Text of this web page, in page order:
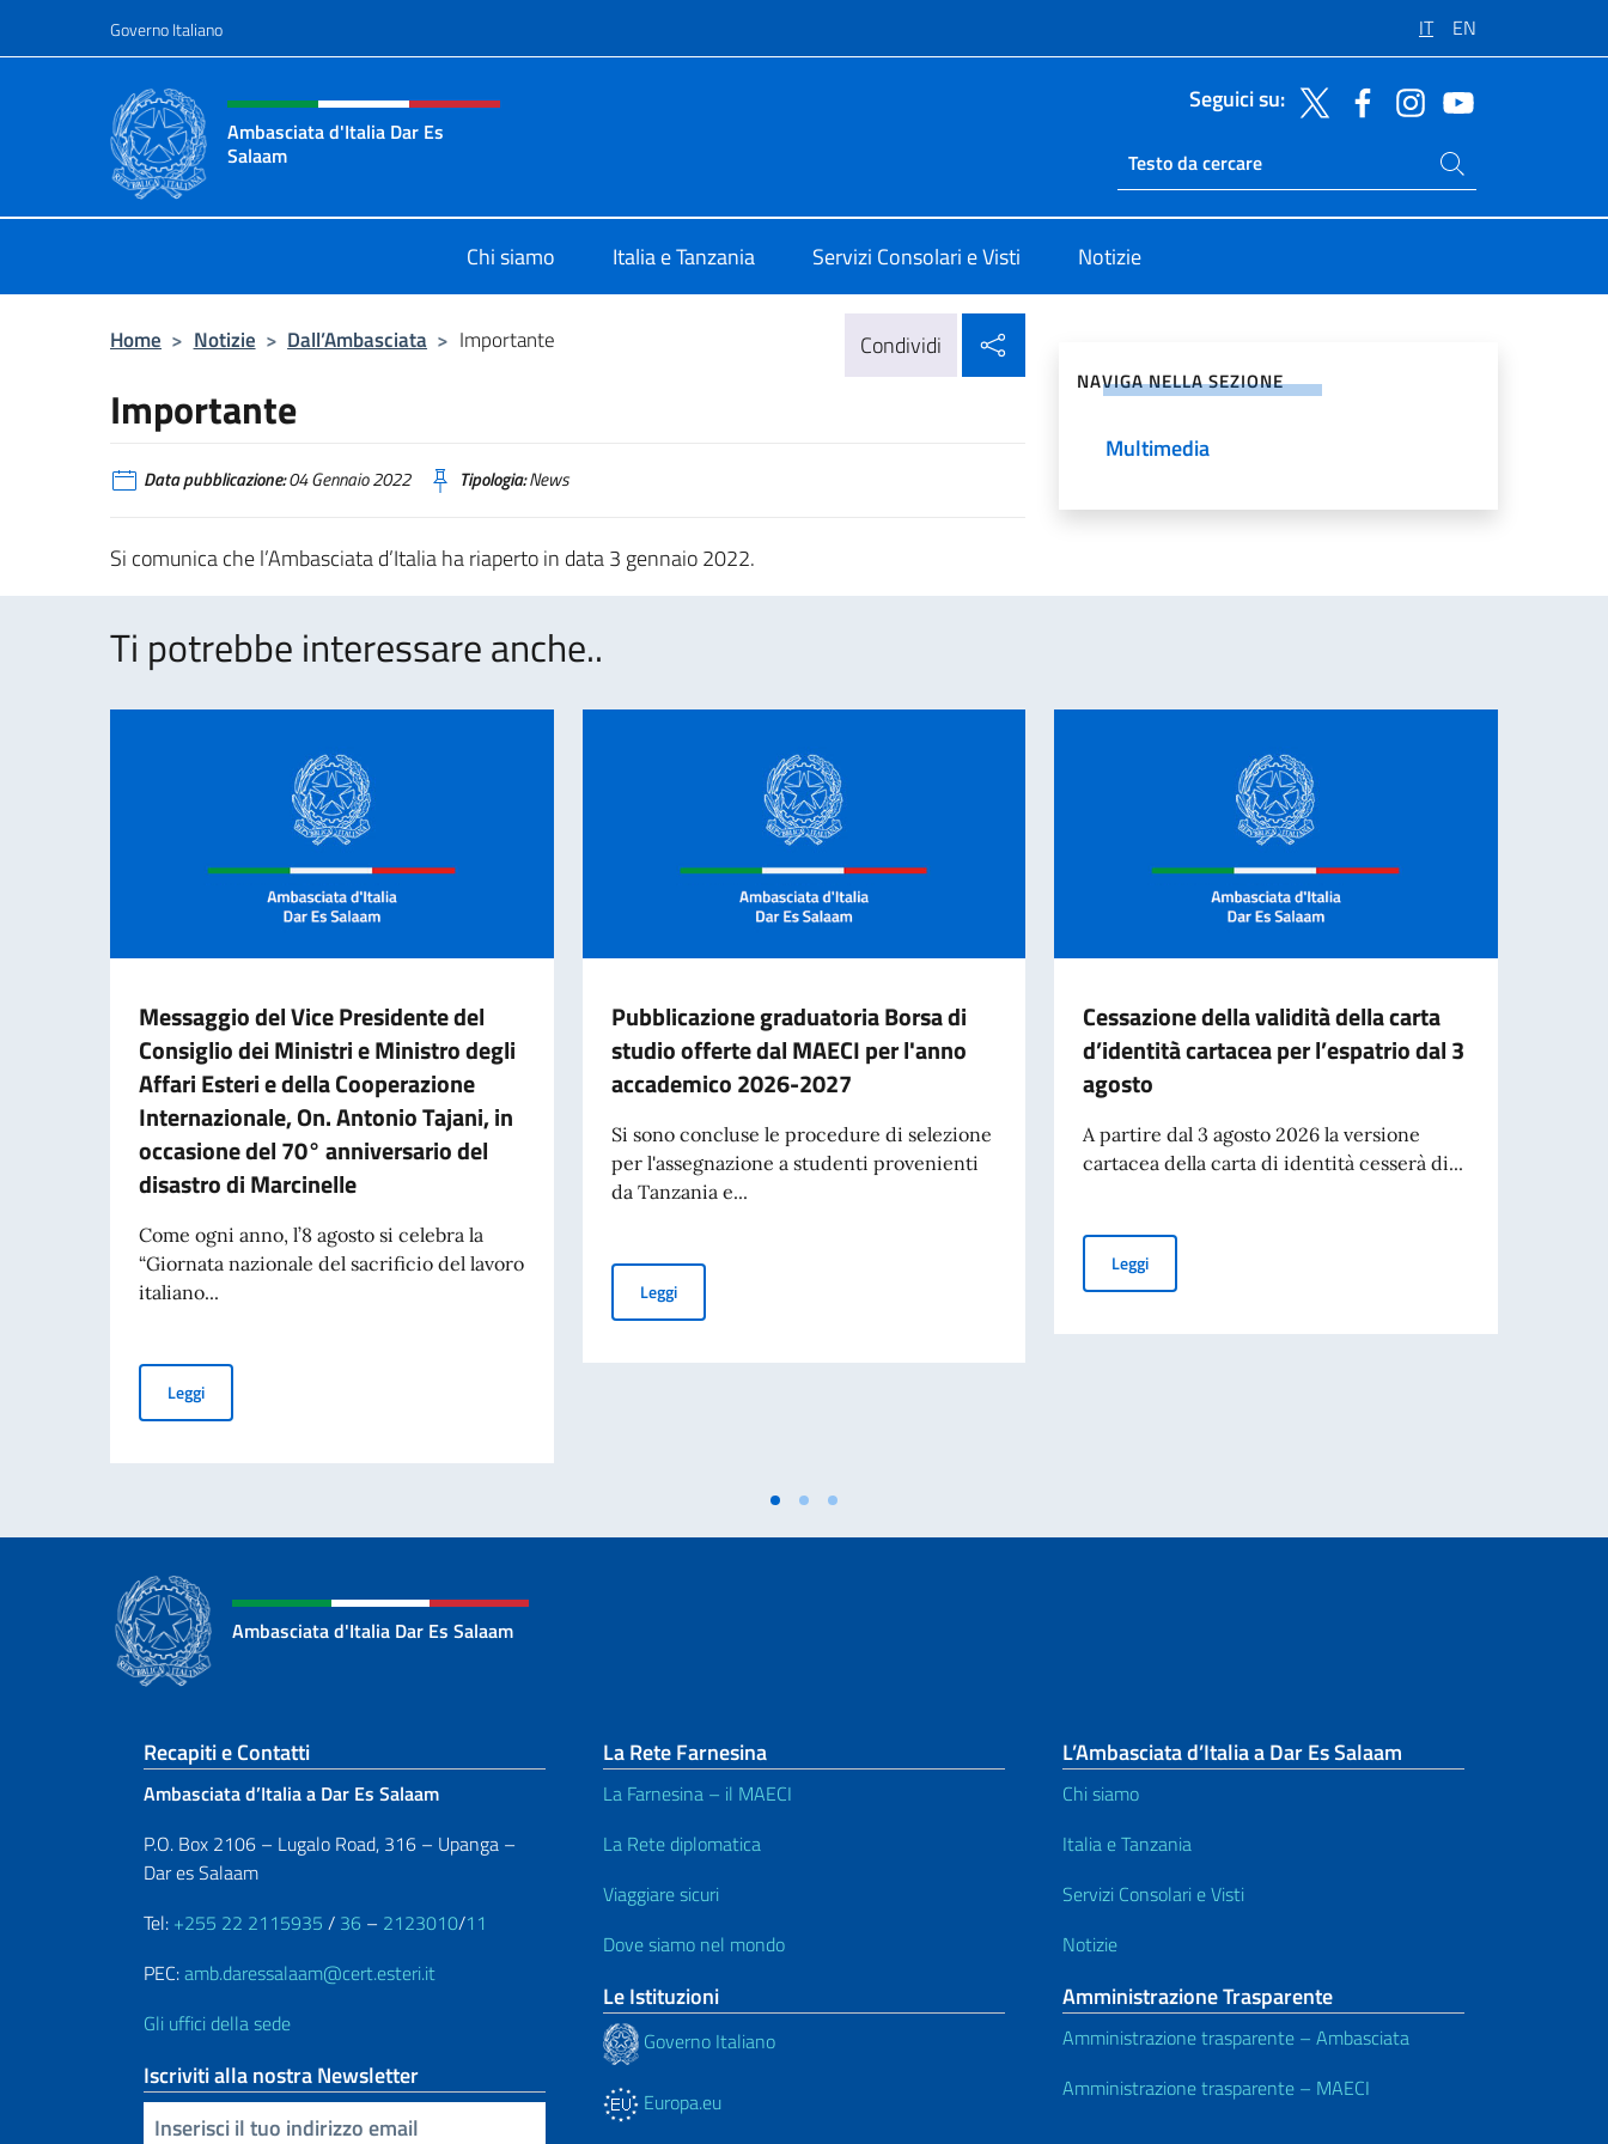
Governo Italiano IT EN
Intestazione sito, social e menù
Ambasciata d'Italia Dar Es
Salaam
Seguici su:
Ricerca sito live
Cerca nel sito
Chi siamo Italia e Tanzania Servizi Consolari e Visti Notizie
Home > Notizie > Dall’Ambasciata > Importante Condividi
Importante
Data pubblicazione:04 Gennaio 2022 Tipologia:News
Si comunica che l’Ambasciata d’Italia ha riaperto in data 3 gennaio 2022.
NAVIGA NELLA SEZIONE
Multimedia
Ti potrebbe interessare anche..
Messaggio del Vice Presidente del
Consiglio dei Ministri e Ministro degli
Affari Esteri e della Cooperazione
Internazionale, On. Antonio Tajani, in
occasione del 70° anniversario del
disastro di Marcinelle
Come ogni anno, l’8 agosto si celebra la
“Giornata nazionale del sacrificio del lavoro
italiano...
LeggiMessaggio del Vice Presidente del Consiglio dei Ministri e Ministro degli Affari Esteri e della Cooperazione Internazionale, On. Antonio Tajani, in occasione del 70° anniversario del disastro di
Pubblicazione graduatoria Borsa di
studio offerte dal MAECI per l'anno
accademico 2026-2027
Si sono concluse le procedure di selezione
per l'assegnazione a studenti provenienti
da Tanzania e...
LeggiPubblicazione graduatoria Borsa di studio offerte dal MAECI per l'anno accademico 2026-2027
Cessazione della validità della carta
d’identità cartacea per l’espatrio dal 3
agosto
A partire dal 3 agosto 2026 la versione
cartacea della carta di identità cesserà di...
LeggiCessazione della validità della carta d’identità cartacea per
Ambasciata d'Italia Dar Es Salaam
Sezione footer
Recapiti e Contatti
Ambasciata d’Italia a Dar Es Salaam
P.O. Box 2106 – Lugalo Road, 316 – Upanga –
Dar es Salaam
Tel: +255 22 2115935 / 36 – 2123010/11
PEC:amb.daressalaam@cert.esteri.it
Gli uffici della sede
Iscriviti alla nostra Newsletter
Inserisci la tua email
La Rete Farnesina
La Farnesina – il MAECI
La Rete diplomatica
Viaggiare sicuri
Dove siamo nel mondo
Le Istituzioni
Governo Italiano
Europa.eu
L’Ambasciata d’Italia a Dar Es Salaam
Chi siamo
Italia e Tanzania
Servizi Consolari e Visti
Notizie
Amministrazione Trasparente
Amministrazione trasparente – Ambasciata
Amministrazione trasparente – MAECI